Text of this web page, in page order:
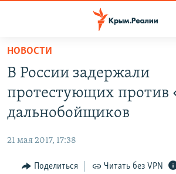
Вернуться
основному
содержанию
Вернутся
главной
Вернутся
11 ЛЕТ ОККУПАЦИИ КРЫМА. 11 ИСТОРИЙ
ВОДА
ЕЩЕ
ИНТЕРАКТИВ
РАДІО СВОБОДА
НОВОСТИ
В России задержали
протестующих против
дальнобойщиков
21 мая 2017, 17:38
Поделиться Читать без VPN